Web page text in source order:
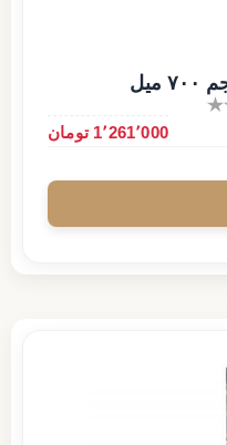
1٬261٬000 تومان